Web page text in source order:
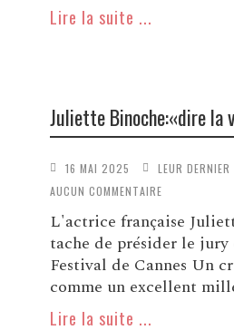
Lire la suite ...
Juliette Binoche:«dire la
16 MAI 2025
LEUR DERNIER
AUCUN COMMENTAIRE
L'actrice française
tache de présider le
Festival de Cannes Un
comme un excellent
Lire la suite ...